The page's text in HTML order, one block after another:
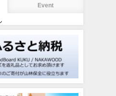
Event